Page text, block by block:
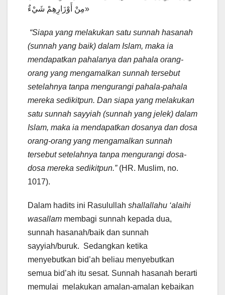
مِنْ أَوْزَارِهِمْ شَيْءٌ»
“Siapa yang melakukan satu sunnah hasanah
(sunnah yang baik) dalam Islam, maka ia
mendapatkan pahalanya dan pahala orang-
orang yang mengamalkan sunnah tersebut
setelahnya tanpa mengurangi pahala-pahala
mereka sedikitpun. Dan siapa yang melakukan
satu sunnah sayyiah (sunnah yang jelek) dalam
Islam, maka ia mendapatkan dosanya dan dosa
orang-orang yang mengamalkan sunnah
tersebut setelahnya tanpa mengurangi dosa-
dosa mereka sedikitpun.”(HR. Muslim, no.
1017).
Dalam hadits ini Rasulullah shallallahu ‘alaihi
wasallam membagi sunnah kepada dua,
sunnah hasanah/baik dan sunnah
sayyiah/buruk. Sedangkan ketika
menyebutkan bid’ah beliau menyebutkan
semua bid’ah itu sesat. Sunnah hasanah berarti
memulai melakukan amalan-amalan kebaikan